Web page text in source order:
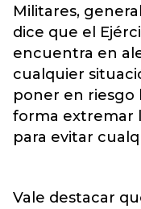
Militares,
dice que el
encuentra en
cualquier
poner en riesgo
forma extremar
para evitar
Vale destacar